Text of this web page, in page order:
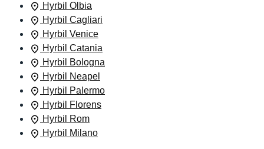
Hyrbil Olbia
Hyrbil Cagliari
Hyrbil Venice
Hyrbil Catania
Hyrbil Bologna
Hyrbil Neapel
Hyrbil Palermo
Hyrbil Florens
Hyrbil Rom
Hyrbil Milano